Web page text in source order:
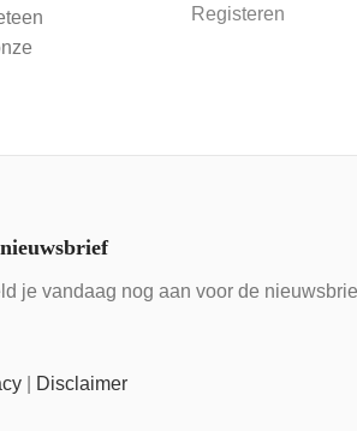
Registeren
je vandaag nog aan voor de
Disclaimer